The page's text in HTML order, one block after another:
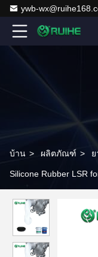
ywb-
บ้าน > ผลิตภัณฑ์ >
Silicone Rubber LSR